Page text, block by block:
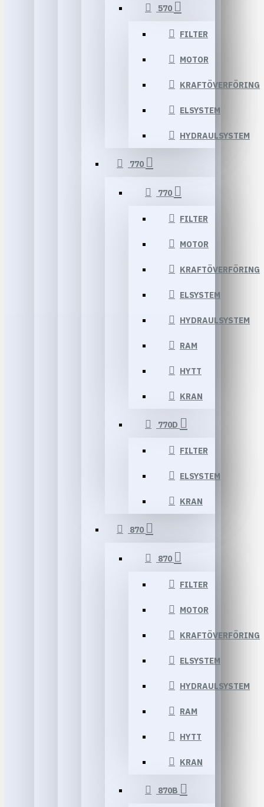
570
FILTER
MOTOR
KRAFTÖVERFÖRING
ELSYSTEM
HYDRAULSYSTEM
770
770
FILTER
MOTOR
KRAFTÖVERFÖRING
ELSYSTEM
HYDRAULSYSTEM
RAM
HYTT
KRAN
770D
FILTER
ELSYSTEM
KRAN
870
870
FILTER
MOTOR
KRAFTÖVERFÖRING
ELSYSTEM
HYDRAULSYSTEM
RAM
HYTT
KRAN
870B